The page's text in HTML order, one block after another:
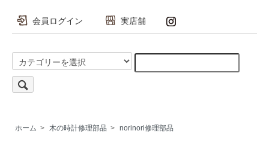
会員ログイン 実店舗
ホーム > 木の時計修理部品 > norinori修理部品